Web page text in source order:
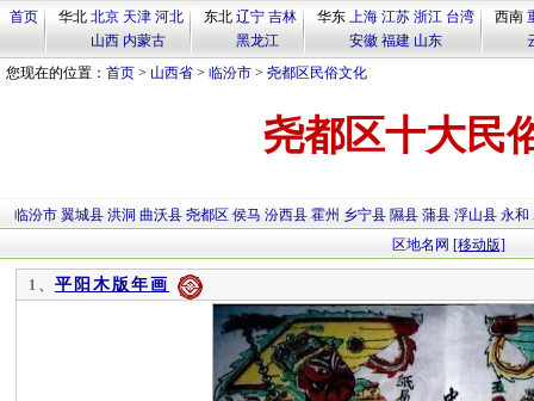
首页 华北 北京 天津 河北
山西 内蒙古
东北 辽宁 吉林
黑龙江
华东 上海 江苏 浙江 台湾
安徽 福建 山东
西南
您现在的位置： 首页 > 山西省 > 临汾市 > 尧都区民俗文化
尧都区十大民
临汾市 翼城县 洪洞 曲沃县 尧都区 侯马 汾西县 霍州 乡宁县 隰县 蒲县 浮山县 永和
区地名网 [移动版]
1、 平阳木版年画